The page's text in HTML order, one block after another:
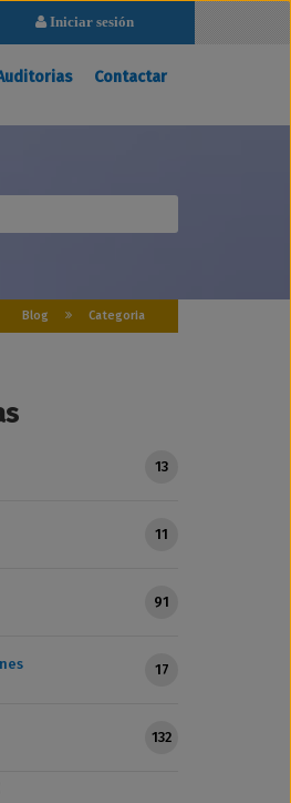
Iniciar sesión
Iniciar sesión
Contactar
Blog Categoria
13
11
91
17
132